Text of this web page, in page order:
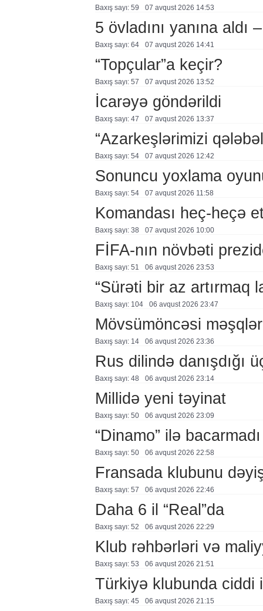
Baxış sayı: 59 07 avqust 2026 14:53
5 övladını yanına aldı
Baxış sayı: 64 07 avqust 2026 14:41
“Topçular”a keçir?
Baxış sayı: 57 07 avqust 2026 13:52
İcarəyə göndərildi
Baxış sayı: 47 07 avqust 2026 13:37
“Azarkeşlərimizi
Baxış sayı: 54 07 avqust 2026 12:42
Sonuncu yoxlama
Baxış sayı: 54 07 avqust 2026 11:58
Komandası heç-heçə
Baxış sayı: 38 07 avqust 2026 10:00
FİFA-nın növbəti
Baxış sayı: 51 06 avqust 2026 23:53
“Sürəti bir az artırmaq
Baxış sayı: 104 06 avqust 2026 23:47
Mövsümöncəsi
Baxış sayı: 14 06 avqust 2026 23:36
Rus dilində danışdığı
Baxış sayı: 48 06 avqust 2026 23:14
Millidə yeni təyinat
Baxış sayı: 50 06 avqust 2026 23:09
“Dinamo” ilə bacarmadı
Baxış sayı: 50 06 avqust 2026 22:58
Fransada klubunu
Baxış sayı: 57 06 avqust 2026 22:46
Daha 6 il “Real”da
Baxış sayı: 52 06 avqust 2026 22:29
Klub rəhbərləri və
Baxış sayı: 53 06 avqust 2026 21:51
Türkiyə klubunda ciddi
Baxış sayı: 45 06 avqust 2026 21:15